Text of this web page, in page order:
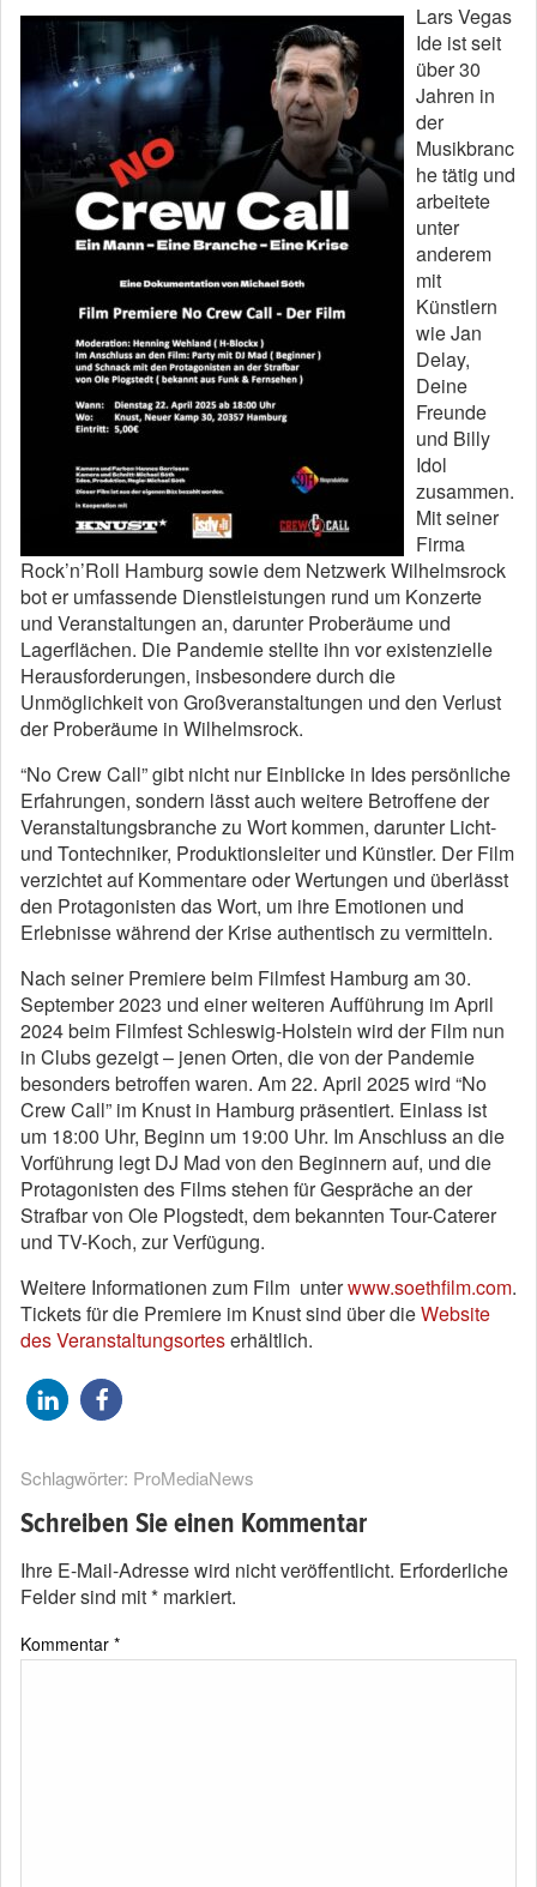
Lars Vegas
Ide ist seit
über 30
Jahren in
der
Musikbranc
he tätig und
arbeitete
unter
anderem
mit
Künstlern
wie Jan
Delay,
Deine
Freunde
und Billy
Idol
zusammen.
Mit seiner
Firma
Rock’n’Roll Hamburg sowie dem Netzwerk Wilhelmsrock
bot er umfassende Dienstleistungen rund um Konzerte
und Veranstaltungen an, darunter Proberäume und
Lagerflächen. Die Pandemie stellte ihn vor existenzielle
Herausforderungen, insbesondere durch die
Unmöglichkeit von Großveranstaltungen und den Verlust
der Proberäume in Wilhelmsrock.
“No Crew Call” gibt nicht nur Einblicke in Ides persönliche
Erfahrungen, sondern lässt auch weitere Betroffene der
Veranstaltungsbranche zu Wort kommen, darunter Licht-
und Tontechniker, Produktionsleiter und Künstler. Der Film
verzichtet auf Kommentare oder Wertungen und überlässt
den Protagonisten das Wort, um ihre Emotionen und
Erlebnisse während der Krise authentisch zu vermitteln.
Nach seiner Premiere beim Filmfest Hamburg am 30.
September 2023 und einer weiteren Aufführung im April
2024 beim Filmfest Schleswig-Holstein wird der Film nun
in Clubs gezeigt – jenen Orten, die von der Pandemie
besonders betroffen waren. Am 22. April 2025 wird “No
Crew Call” im Knust in Hamburg präsentiert. Einlass ist
um 18:00 Uhr, Beginn um 19:00 Uhr. Im Anschluss an die
Vorführung legt DJ Mad von den Beginnern auf, und die
Protagonisten des Films stehen für Gespräche an der
Strafbar von Ole Plogstedt, dem bekannten Tour-Caterer
und TV-Koch, zur Verfügung.
Weitere Informationen zum Film unterwww.soethfilm.com.
Tickets für die Premiere im Knust sind über dieWebsite
des Veranstaltungsorteserhältlich.
Schlagwörter: ProMediaNews
Schreiben Sie einen Kommentar
Ihre E-Mail-Adresse wird nicht veröffentlicht. Erforderliche
Felder sind mit* markiert.
Kommentar *